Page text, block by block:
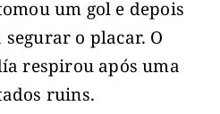
um gol e depois
o placar. O
respirou após uma
ruins.